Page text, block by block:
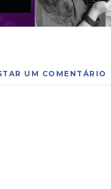
UM COMENTÁRIO